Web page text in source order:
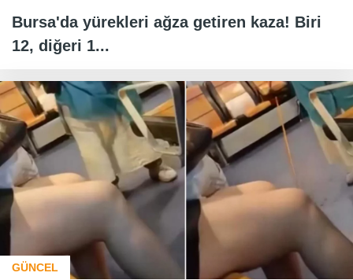
Bursa'da yürekleri ağza getiren kaza! Biri
12, diğeri 1...
GÜNCEL